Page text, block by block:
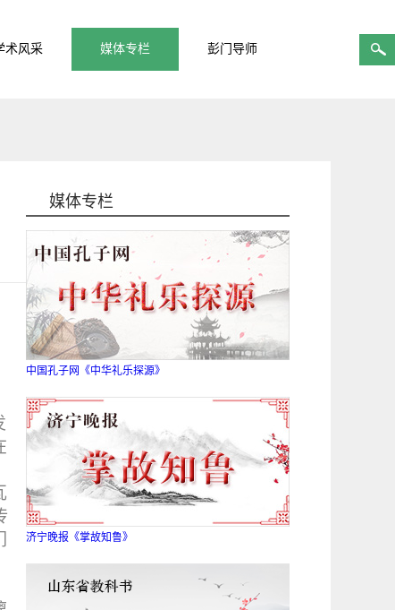
术风采 媒体专栏 彭门导师
媒体专栏
中国孔子网《中华礼乐探源》
济宁晚报《掌故知鲁》